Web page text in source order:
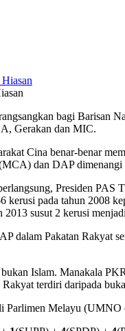
bagi Barisan
Gerakan dan MIC.
Cina benar-benar
dan DAP
Presiden
kerusi pada tahun 2008
susut 2 kerusi
dalam Pakatan
Islam. Manakala
terdiri daripada
Parlimen Melayu